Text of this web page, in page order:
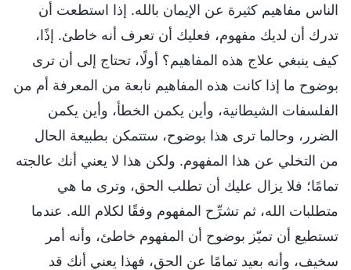
الناس مفاهيم كثيرة عن الإيمان بالله. إذا استطعت أن
تدرك أن لديك مفهوم، فعليك أن تعرف أنه خاطئ. إذًا،
كيف ينبغي علاج هذه المفاهيم؟ أولًا، تحتاج إلى أن ترى
بوضوح ما إذا كانت هذه المفاهيم نابعة من المعرفة أم من
الفلسفات الشيطانية، وأين يكمن الخطأ، وأين يكمن
الضرر، وحالما ترى هذا بوضوح، ستتمكن بطبيعة الحال
من التخلي عن هذا المفهوم. ولكن هذا لا يعني أنك عالجته
تمامًا؛ فلا يزال عليك أن تطلب الحق، وترى ما هي
متطلبات الله، ثم تشرِّح المفهوم وفقًا لكلام الله. عندما
تستطيع أن تميّز بوضوح أن المفهوم خاطئ، وأنه أمر
سخيف، وأنه بعيد تمامًا عن الحق، فهذا يعني أنك قد